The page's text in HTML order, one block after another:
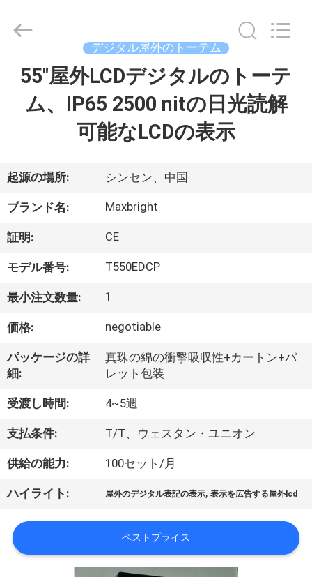
ダ
ク
ト
私
に
つ
い
て
工
場
旅
行
(Shenzhen)
デジタル屋外のトーテム
55"屋外LCDデジタルのトーテ
ム、IP65 2500 nitの日光読解
可能なLCDの表示
起源の場所: シンセン、中国
ブランド名: Maxbright
証明: CE
モデル番号: T550EDCP
最小注文数量: 1
価格: negotiable
パッケージの詳
細:
真珠の綿の衝撃吸収性+カートン+パ
レット包装
受渡し時間: 4~5週
支払条件: T/T、ウェスタン・ユニオン
供給の能力: 100セット/月
ハイライト: 屋外のデジタル表記の表示,表示を広告する屋外lcd
ベストプライス